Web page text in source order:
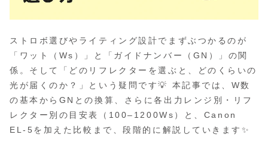
ストロボ選びやライティング設計でまずぶつかるのが
「ワット（Ws）」と「ガイドナンバー（GN）」の関
係。そして「どのリフレクターを選ぶと、どのくらいの
光が届くのか？」という疑問です💡 本記事では、W数
の基本からGNとの換算、さらに各出力レンジ別・リフ
レクター別の目安表（100–1200Ws）と、Canon
EL‑5を加えた比較まで、段階的に解説していきます✨